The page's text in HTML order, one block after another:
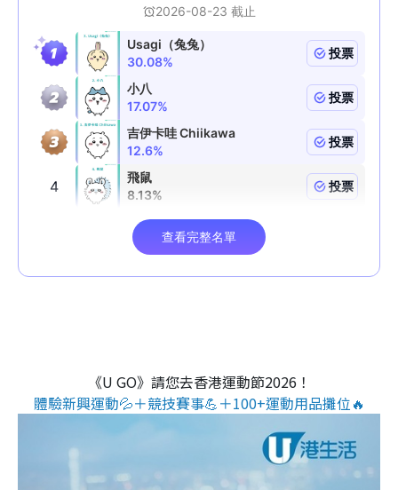
《U GO》請您去香港運動節2026！
體驗新興運動💦＋競技賽事💪＋100+運動用品攤位🔥